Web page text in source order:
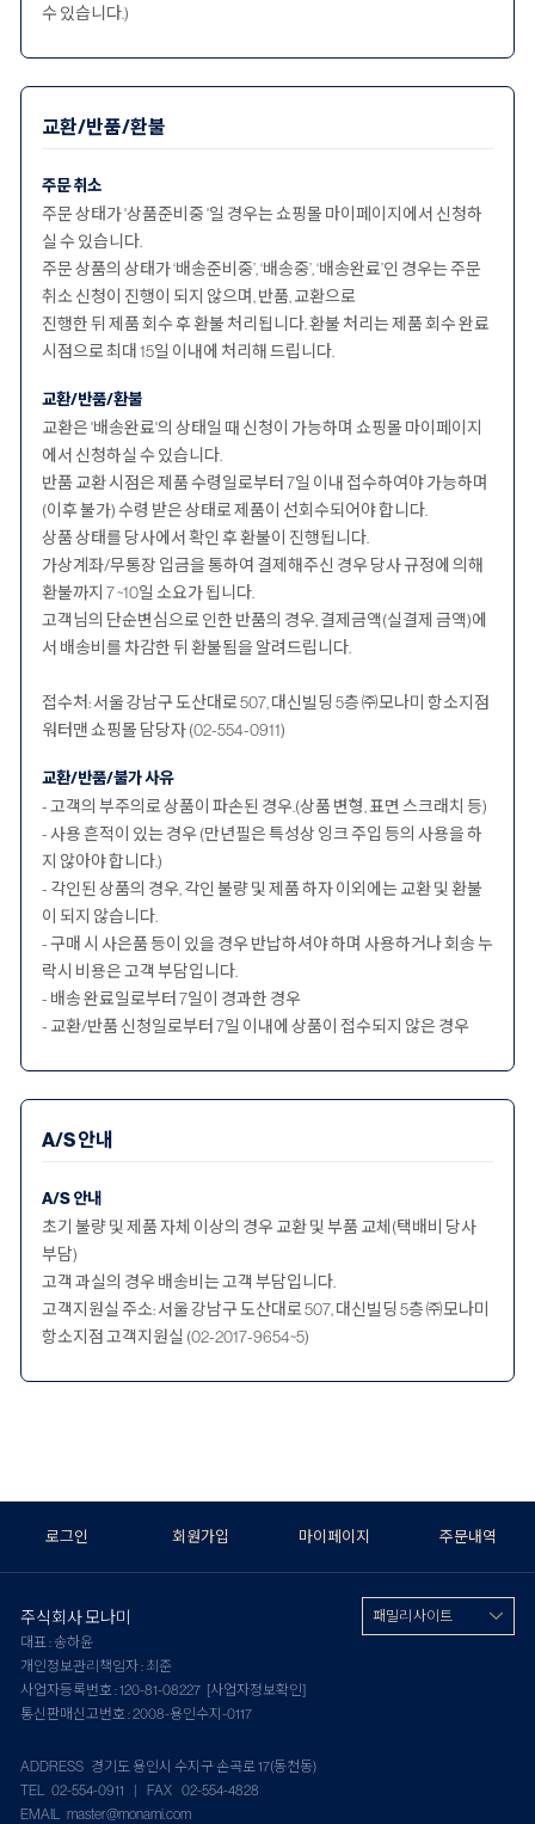
수 있습니다.)
교환/반품/환불
주문 취소
주문 상태가 '상품준비중 '일 경우는 쇼핑몰 마이페이지에서 신청하
실 수 있습니다.
주문 상품의 상태가 ‘배송준비중’, ‘배송중’, ‘배송완료’인 경우는 주문
취소 신청이 진행이 되지 않으며, 반품, 교환으로
진행한 뒤 제품 회수 후 환불 처리됩니다. 환불 처리는 제품 회수 완료
시점으로 최대 15일 이내에 처리해 드립니다.
교환/반품/환불
교환은 '배송완료'의 상태일 때 신청이 가능하며 쇼핑몰 마이페이지
에서 신청하실 수 있습니다.
반품 교환 시점은 제품 수령일로부터 7일 이내 접수하여야 가능하며
(이후 불가) 수령 받은 상태로 제품이 선회수되어야 합니다.
상품 상태를 당사에서 확인 후 환불이 진행됩니다.
가상계좌/무통장 입금을 통하여 결제해주신 경우 당사 규정에 의해
환불까지 7 ~10일 소요가 됩니다.
고객님의 단순변심으로 인한 반품의 경우, 결제금액(실결제 금액)에
서 배송비를 차감한 뒤 환불됨을 알려드립니다.
접수처: 서울 강남구 도산대로 507, 대신빌딩 5층 ㈜모나미 항소지점
워터맨 쇼핑몰 담당자 (02-554-0911)
교환/반품/불가 사유
- 고객의 부주의로 상품이 파손된 경우.(상품 변형, 표면 스크래치 등)
- 사용 흔적이 있는 경우 (만년필은 특성상 잉크 주입 등의 사용을 하
지 않아야 합니다.)
- 각인된 상품의 경우, 각인 불량 및 제품 하자 이외에는 교환 및 환불
이 되지 않습니다.
- 구매 시 사은품 등이 있을 경우 반납하셔야 하며 사용하거나 회송 누
락시 비용은 고객 부담입니다.
- 배송 완료일로부터 7일이 경과한 경우
- 교환/반품 신청일로부터 7일 이내에 상품이 접수되지 않은 경우
A/S 안내
A/S 안내
초기 불량 및 제품 자체 이상의 경우 교환 및 부품 교체(택배비 당사
부담)
고객 과실의 경우 배송비는 고객 부담입니다.
고객지원실 주소: 서울 강남구 도산대로 507, 대신빌딩 5층 ㈜모나미
항소지점 고객지원실 (02-2017-9654~5)
로그인 회원가입 마이페이지 주문내역
주식회사 모나미
대표 : 송하윤
개인정보관리책임자 : 최준
사업자등록번호 : 120-81-08227 [사업자정보확인]
통신판매신고번호 : 2008-용인수지-0117
ADDRESS 경기도 용인시 수지구 손곡로 17(동천동)
TEL 02-554-0911 | FAX 02-554-4828
EMAIL master@monami.com
패밀리 사이트